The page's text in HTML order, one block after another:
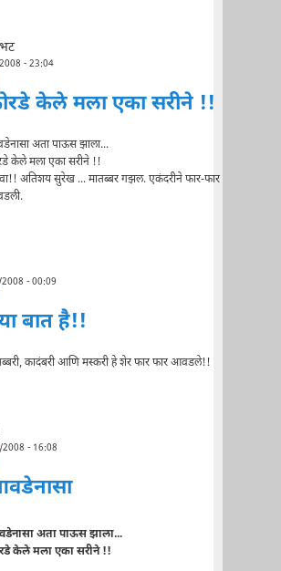
- 23:04
केले मला एका सरीने !!
अता पाऊस झाला...
केले मला एका सरीने !!
अतिशय सुरेख ... मातब्बर गझल. एकंदरीने फार-फार
- 00:09
बात है!!
कादंबरी आणि मस्करी हे शेर फार फार आवडले!!
- 16:08
अता पाऊस झाला...
केले मला एका सरीने !!